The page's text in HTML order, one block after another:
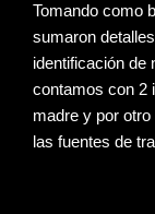
Tomando como
sumaron
identificación de
contamos con 2
madre y por
las fuentes de